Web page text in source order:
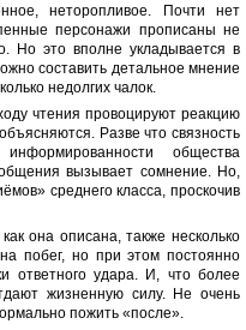
неторопливое. Почти нет
персонажи прописаны не
Но это вполне укладывается в
составить детальное мнение
недолгих чалок.
чтения провоцируют реакцию
Разве что связность
общества
вызывает сомнение. Но,
среднего класса, проскочив
она описана, также несколько
побег, но при этом постоянно
ответного удара. И, что более
жизненную силу. Не очень
пожить «после».